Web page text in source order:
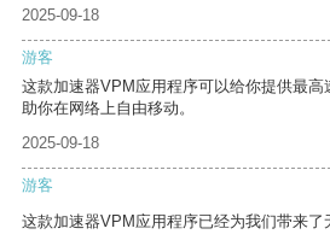
2025-09-18
游客
这款加速器VPM应用程序可以给你提供最
助你在网络上自由移动。
2025-09-18
游客
这款加速器VPM应用程序已经为我们带来了